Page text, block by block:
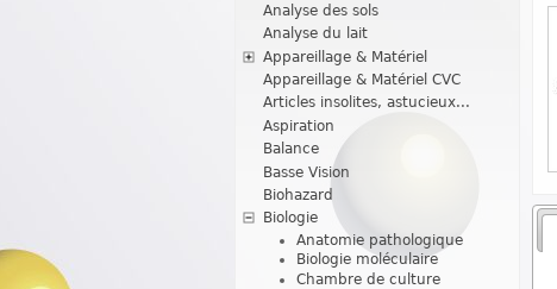
Analyse des sols
Analyse du lait
Appareillage & Matériel
Appareillage & Matériel CVC
Articles insolites, astucieux...
Aspiration
Balance
Basse Vision
Biohazard
Biologie
Anatomie pathologique
Biologie moléculaire
Chambre de culture